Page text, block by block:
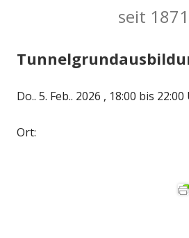
seit
Do.. 5. Feb.. 2026 , 18:00 bis
Ort: